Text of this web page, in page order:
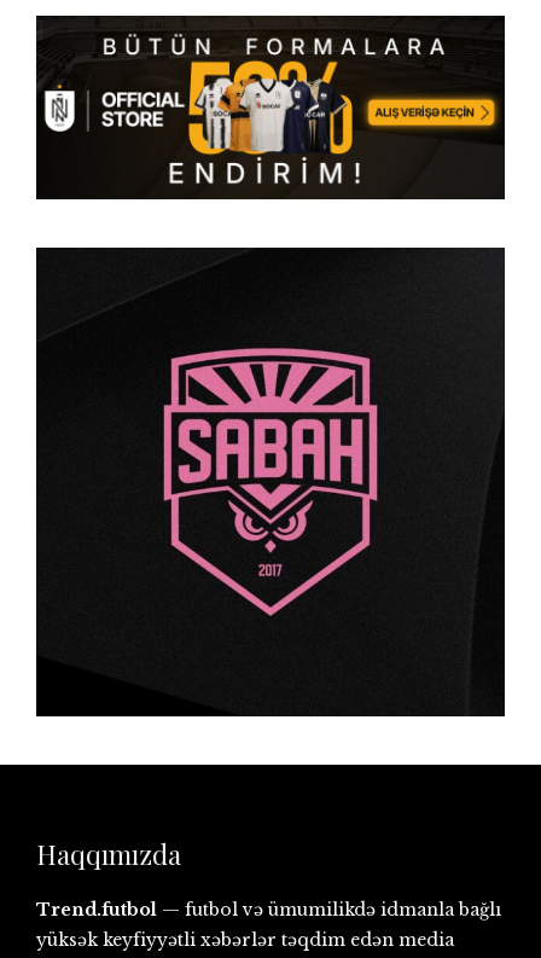
Haqqımızda
Trend.futbol — futbol və ümumilikdə idmanla bağlı
yüksək keyfiyyətli xəbərlər təqdim edən media